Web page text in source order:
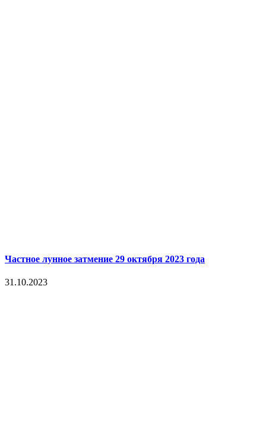
Частное лунное затмение 29 октября 2023 года
31.10.2023